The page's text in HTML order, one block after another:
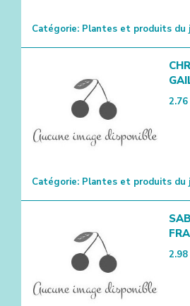
Catégorie: Plantes et produits du
2.76
Catégorie: Plantes et produits du
2.98